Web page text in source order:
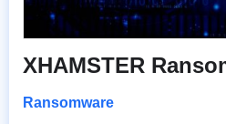
XHAMSTER
Ransomware